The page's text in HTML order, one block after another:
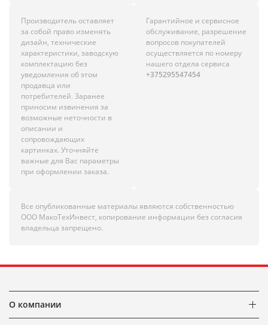
Производитель оставляет
за собой право изменять
дизайн, технические
характеристики, заводскую
комплектацию без
уведомления об этом
продавца или
потребителей. Заранее
приносим извинения за
возможные неточности в
описании и
сопровождающих
картинках. Уточняйте
важные для Вас параметры
при оформлении заказа.
Гарантийное и сервисное
обслуживание, разрешение
вопросов покупателей
осуществляется по номеру
нашего отдела сервиса
+375295547454
Все опубликованные материалы являются собственностью
ООО МакоТехИнвест, копирование информации без согласия
владельца запрещено.
О компании